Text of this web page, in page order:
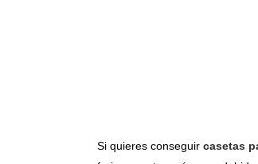
Si quieres conseguir casetas